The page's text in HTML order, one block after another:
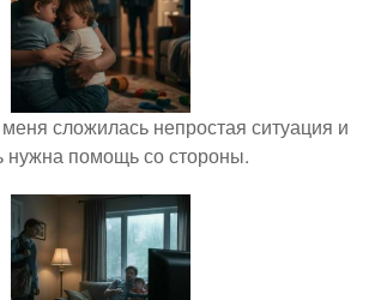
сложилась непростая ситуация и
нужна помощь со стороны.